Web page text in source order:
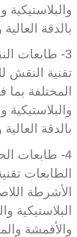
والبلاستيكية
بالدقة
3- طابعات
تقنية النقش
المختلفة بما
والبلاستيكية
بالدقة
4- طابعات
الطابعات
الأشرطة
البلاستيكية
والأقمشة